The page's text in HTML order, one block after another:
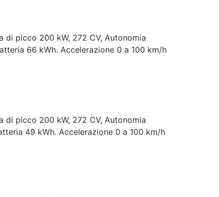
di picco 200 kW, 272 CV, Autonomia
66 kWh. Accelerazione 0 a 100 km/h
di picco 200 kW, 272 CV, Autonomia
49 kWh. Accelerazione 0 a 100 km/h